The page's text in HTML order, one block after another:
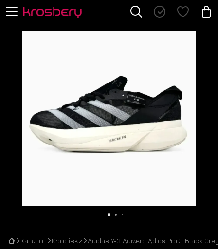
Каталог Кросівки Adidas Y-3 Adizero Adios Pro 3 Black